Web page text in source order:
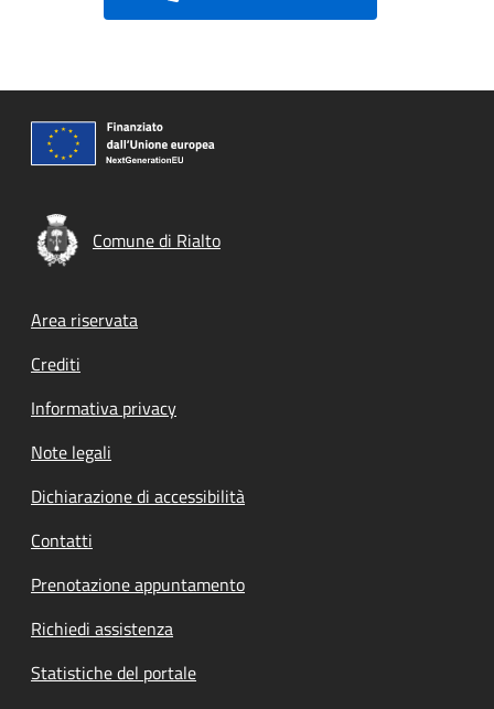
Comune di Rialto
Footer menu
Area riservata
Crediti
Informativa privacy
Note legali
Dichiarazione di accessibilità
Contatti
Prenotazione appuntamento
Richiedi assistenza
Statistiche del portale